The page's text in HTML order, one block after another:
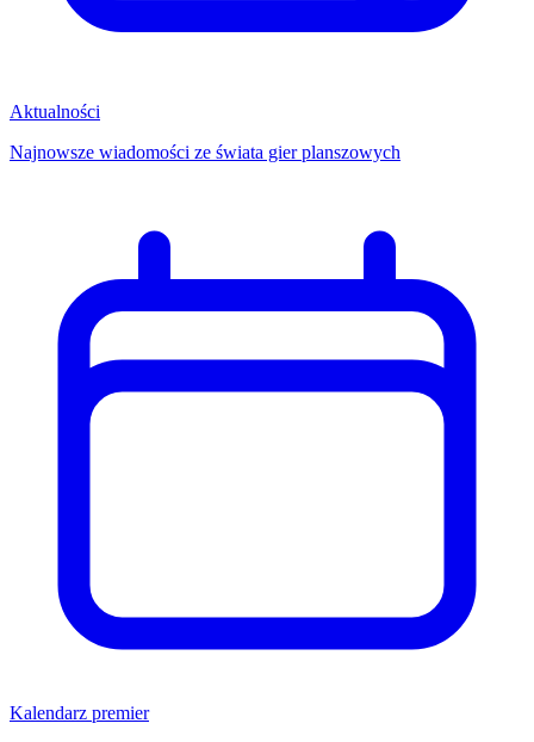
Aktualności
Najnowsze wiadomości ze świata gier planszowych
Kalendarz premier